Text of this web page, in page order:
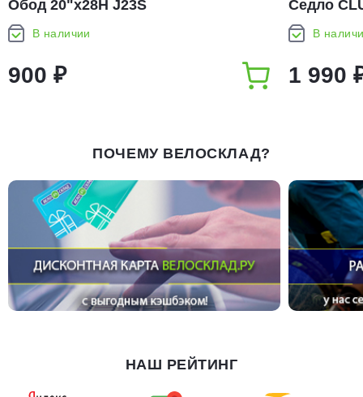
Обод 20ʺx28H J23S
В наличии
900 ₽
Седло
(1076)
В
1 990
ПОЧЕМУ ВЕЛОСКЛАД?
НАШ РЕЙТИНГ